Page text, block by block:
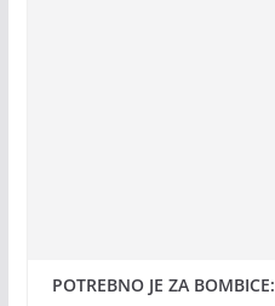
POTREBNO JE ZA BOMBICE: